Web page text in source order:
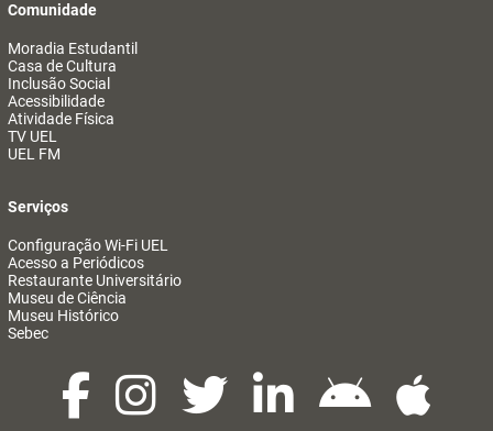
Comunidade
Moradia Estudantil
Casa de Cultura
Inclusão Social
Acessibilidade
Atividade Física
TV UEL
UEL FM
Serviços
Configuração Wi-Fi UEL
Acesso a Periódicos
Restaurante Universitário
Museu de Ciência
Museu Histórico
Sebec